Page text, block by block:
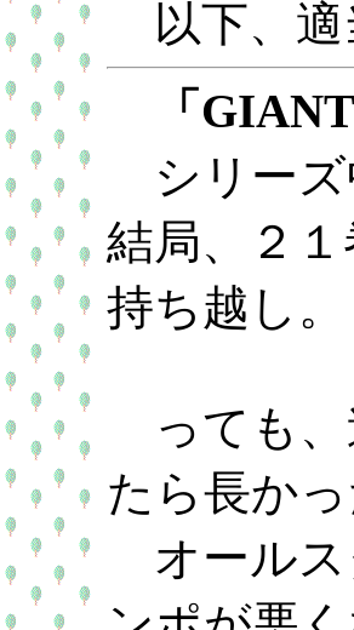
以下、適
「
シリーズ
結局、２
持ち越し。
っても、
たら長か
オールス